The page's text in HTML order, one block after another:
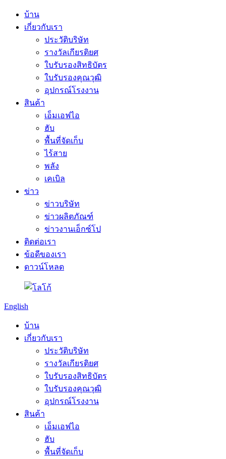
บ้าน
เกี่ยวกับเรา
ประวัติบริษัท
รางวัลเกียรติยศ
ใบรับรองสิทธิบัตร
ใบรับรองคุณวุฒิ
อุปกรณ์โรงงาน
สินค้า
เอ็มเอฟไอ
ฮับ
พื้นที่จัดเก็บ
ไร้สาย
พลัง
เคเบิล
ข่าว
ข่าวบริษัท
ข่าวผลิตภัณฑ์
ข่าวงานเอ็กซ์โป
ติดต่อเรา
ข้อดีของเรา
ดาวน์โหลด
English
บ้าน
เกี่ยวกับเรา
ประวัติบริษัท
รางวัลเกียรติยศ
ใบรับรองสิทธิบัตร
ใบรับรองคุณวุฒิ
อุปกรณ์โรงงาน
สินค้า
เอ็มเอฟไอ
ฮับ
พื้นที่จัดเก็บ